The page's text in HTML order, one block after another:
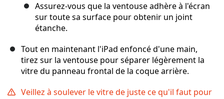
Assurez-vous que la ventouse adhère à l'écran
sur toute sa surface pour obtenir un joint
étanche.
Tout en maintenant l'iPad enfoncé d'une main,
tirez sur la ventouse pour séparer légèrement la
vitre du panneau frontal de la coque arrière.
Veillez à soulever le vitre de juste ce qu'il faut pour